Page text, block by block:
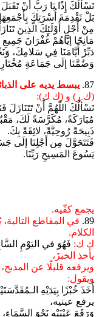
نَسْأَلُكَ إِذًا يَا رَبُّ أَنْ
بَلْ تَقْدِمَةَ أُسْرَتِكَ
مِنْ أَجْلِ أُوْلَئِكَ الَّذِينَ
مَانِحًا إيَّاهُمْ غُفْرَانَ
دَبِّرْ أَيَّامَنَا فِي سَلامِكَ،
وَضُمَّنَا إلَى جَمَاعَةِ
87. يبسط يديه على
(ك ر) و (ك ك):
نَسْأَلُكَ اللّٰهُمَّ أَنْ تَتَنَازَلَ
مُبَارَكَةً، مُكَرَّسَةً لَكَ،
ذَبِيحَةً رُوحِيَّةً، لائِقَةً بِكَ.
فَتَتَحَوَّلَ مِن أَجْلِنَا إلَى
يَسُوعَ المَسِيحِ رَبِّنَا.
يجمع كفّيه.
89. في المقاطع
الكلام.
ك ك: فَهُوَ في اليَوْمِ
يأخذ الخبزَ،
ويرفعه قليلًا عن المذبح،
ويقول:
أَخَذَ خُبْزًا بِيَدَيْهِ
يرفع عينيه،
وَرَفَعَ عَيْنَيْهِ نَحْوَ السَّمَاءِ،